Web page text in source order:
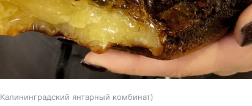
Калининградский янтарный комбинат